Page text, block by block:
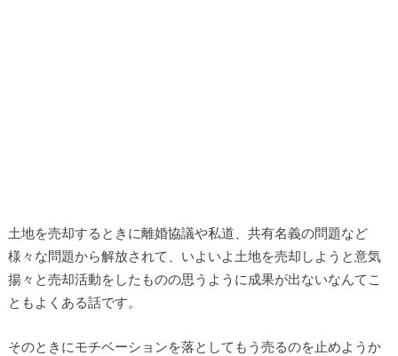
土地を売却するときに離婚協議や私道、共有名義の問題など
様々な問題から解放されて、いよいよ土地を売却しようと意気
揚々と売却活動をしたものの思うように成果が出ないなんてこ
ともよくある話です。
そのときにモチベーションを落としてもう売るのを止めようか